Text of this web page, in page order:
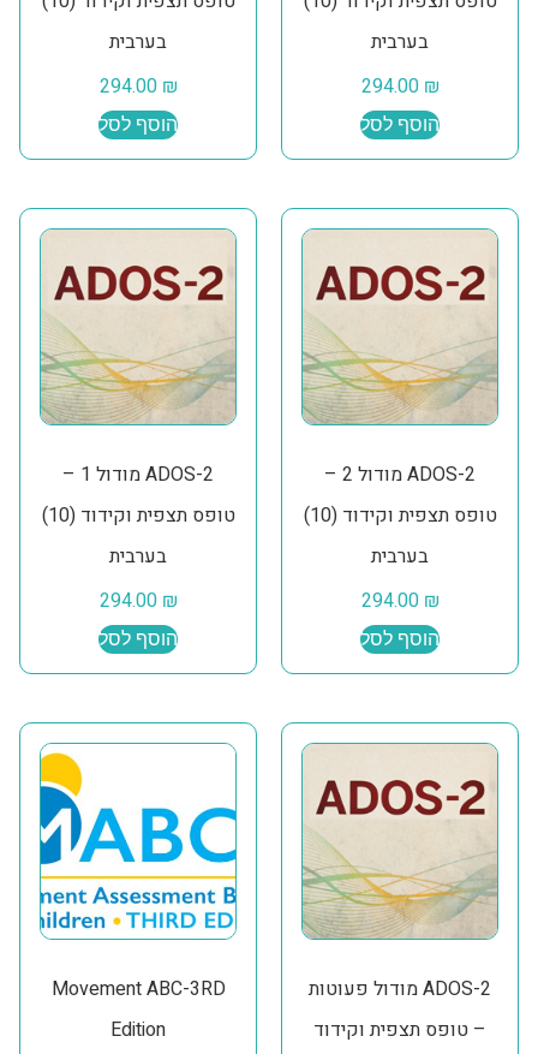
בערבית
294.00 ₪
הוסף לסל
בערבית
294.00 ₪
הוסף לסל
ADOS-2 מודול 2 –
טופס תצפית וקידוד (10)
בערבית
294.00 ₪
הוסף לסל
ADOS-2 מודול 1 –
טופס תצפית וקידוד (10)
בערבית
294.00 ₪
הוסף לסל
ADOS-2 מודול פעוטות
– טופס תצפית וקידוד
Movement ABC-3RD
Edition